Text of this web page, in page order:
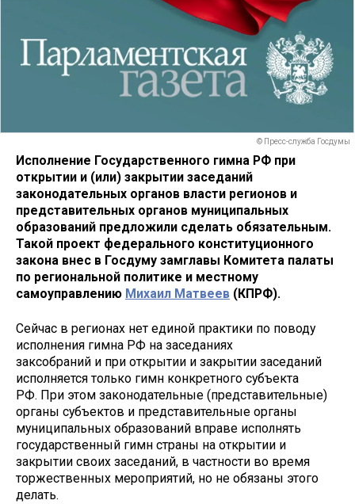
© Пресс-служба Госдумы
Исполнение Государственного гимна РФ при
открытии и (или) закрытии заседаний
законодательных органов власти регионов и
представительных органов муниципальных
образований предложили сделать обязательным.
Такой проект федерального конституционного
закона внес в Госдуму замглавы Комитета палаты
по региональной политике и местному
самоуправлению Михаил Матвеев (КПРФ).
Сейчас в регионах нет единой практики по поводу
исполнения гимна РФ на заседаниях
заксобраний и при открытии и закрытии заседаний
исполняется только гимн конкретного субъекта
РФ. При этом законодательные (представительные)
органы субъектов и представительные органы
муниципальных образований вправе исполнять
государственный гимн страны на открытии и
закрытии своих заседаний, в частности во время
торжественных мероприятий, но не обязаны этого
делать.